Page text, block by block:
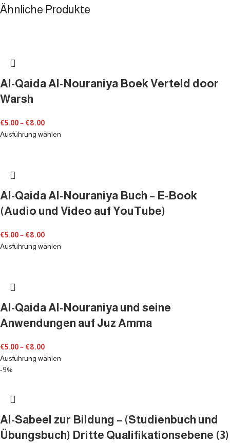
Ähnliche Produkte
Al-Qaida Al-Nouraniya Boek Verteld door
Warsh
€5.00– €8.00
Ausführung wählen
Al-Qaida Al-Nouraniya Buch – E-Book
(Audio und Video auf YouTube)
€5.00– €8.00
Ausführung wählen
Al-Qaida Al-Nouraniya und seine
Anwendungen auf Juz Amma
€5.00– €8.00
Ausführung wählen
-9%
Al-Sabeel zur Bildung – (Studienbuch und
Übungsbuch) Dritte Qualifikationsebene (3)